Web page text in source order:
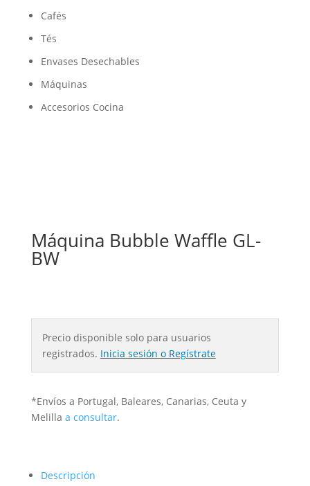
Cafés
Tés
Envases Desechables
Máquinas
Accesorios Cocina
Máquina Bubble Waffle GL-
BW
Precio disponible solo para usuarios
registrados. Inicia sesión o Regístrate
*Envíos a Portugal, Baleares, Canarias, Ceuta y
Melilla a consultar.
Descripción